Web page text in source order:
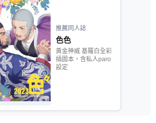
推薦同人誌
色色
黃金神威 基羅白全彩
插圖本，含私人paro
設定